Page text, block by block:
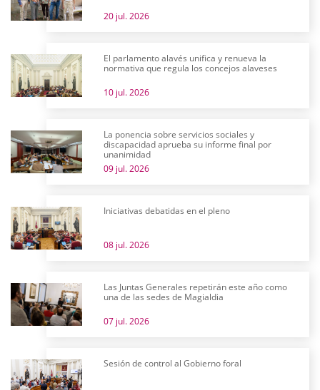
20 jul. 2026
El parlamento alavés unifica y renueva la
normativa que regula los concejos alaveses
10 jul. 2026
La ponencia sobre servicios sociales y
discapacidad aprueba su informe final por
unanimidad
09 jul. 2026
Iniciativas debatidas en el pleno
08 jul. 2026
Las Juntas Generales repetirán este año como
una de las sedes de Magialdia
07 jul. 2026
Sesión de control al Gobierno foral